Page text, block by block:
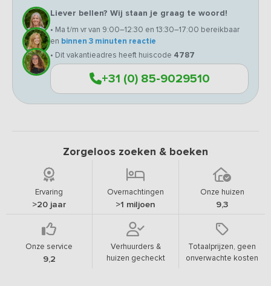
Liever bellen? Wij staan je graag te woord!
• Ma t/m vr van 9:00–12:30 en 13:30–17:00 bereikbaar
en binnen 3 minuten reactie
• Dit vakantieadres heeft huiscode 4787
+31 (0) 85-9029510
Zorgeloos zoeken & boeken
Ervaring
>20 jaar
Overnachtingen
>1 miljoen
Onze huizen
9,3
Onze service
9,2
Verhuurders &
huizen gecheckt
Totaalprijzen, geen
onverwachte kosten